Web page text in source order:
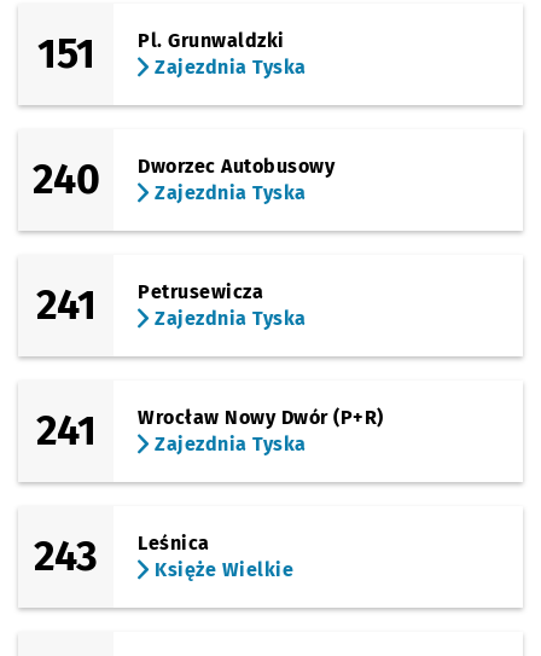
151
Pl. Grunwaldzki
Zajezdnia Tyska
240
Dworzec Autobusowy
Zajezdnia Tyska
241
Petrusewicza
Zajezdnia Tyska
241
Wrocław Nowy Dwór (P+R)
Zajezdnia Tyska
243
Leśnica
Księże Wielkie